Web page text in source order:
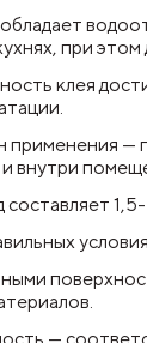
при
клея
—
внутри
—